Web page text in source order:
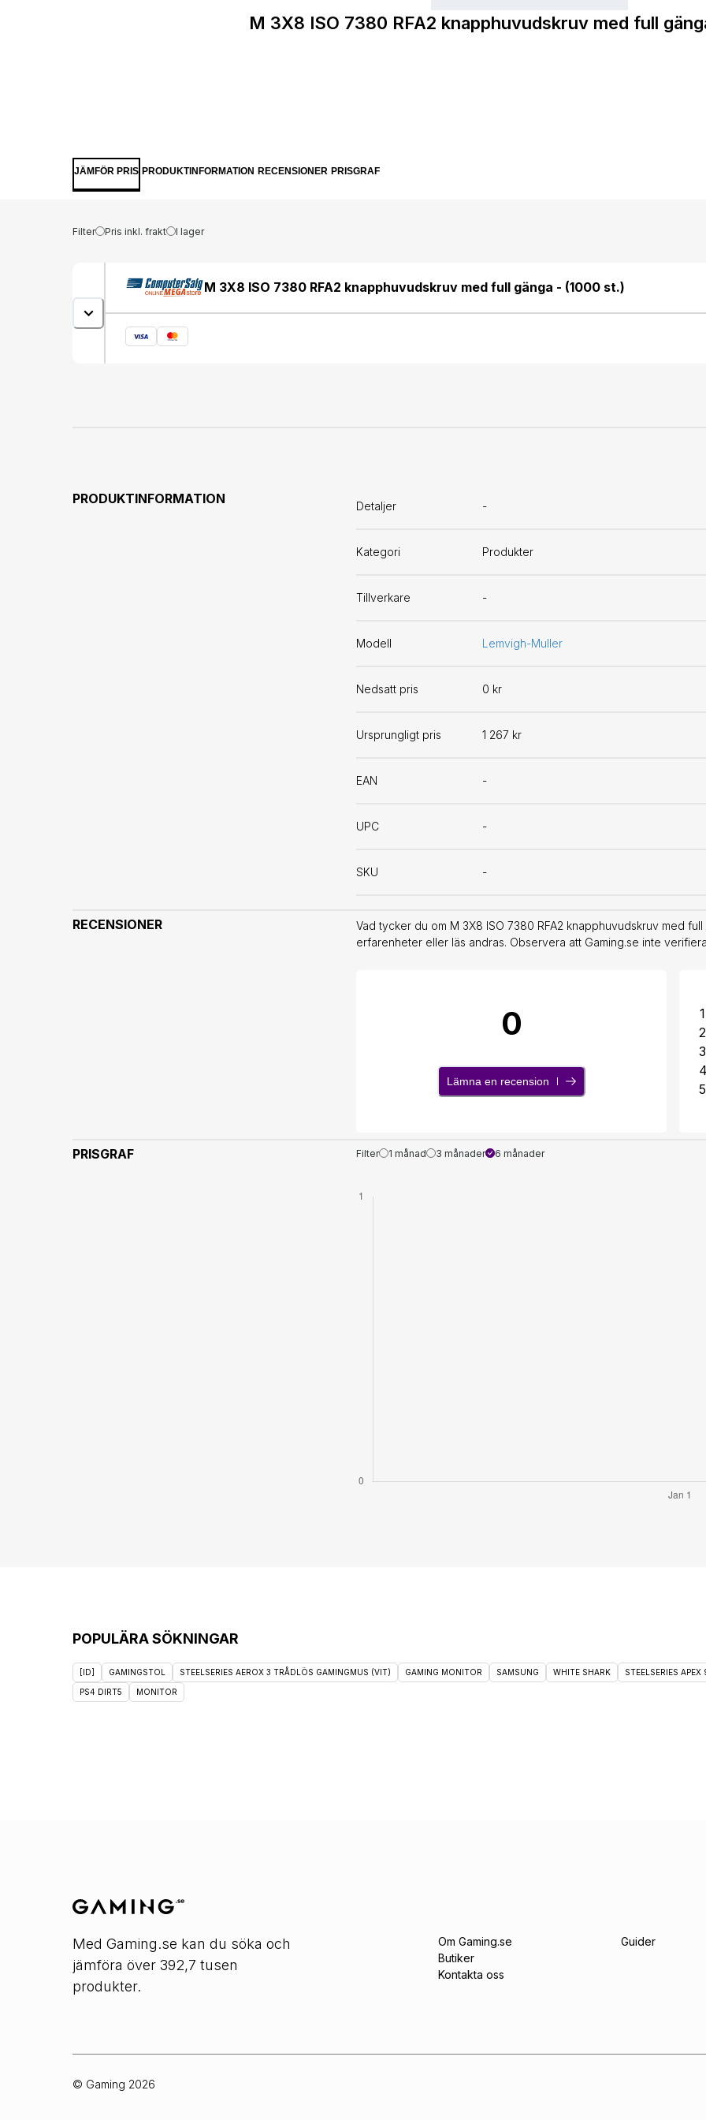
M 3X8 ISO 7380 RFA2 knapphuvudskruv med full
JÄMFÖR PRIS PRODUKTINFORMATION RECENSIONER PRISGRAF
Filter Pris inkl. frakt I lager
M 3X8 ISO 7380 RFA2 knapphuvudskruv med full gänga - (1000 st.)
PRODUKTINFORMATION
Detaljer -
Kategori Produkter
Tillverkare -
Modell Lemvigh-Muller
Nedsatt pris 0 kr
Ursprungligt pris 1 267 kr
EAN -
UPC -
SKU -
RECENSIONER
Vad tycker du om M 3X8 ISO 7380 RFA2 knapphuvudskruv med
erfarenheter eller läs andras. Observera att Gaming.se inte
0
Lämna en recension
1
2
3
4
5
PRISGRAF Filter 1 månad 3 månader 6 månader
POPULÄRA SÖKNINGAR
[ID] GAMINGSTOL STEELSERIES AEROX 3 TRÅDLÖS GAMINGMUS (VIT) GAMING MONITOR SAMSUNG WHITE SHARK STEELSERIES
PS4 DIRT5 MONITOR
Med Gaming.se kan du söka och
jämföra över 392,7 tusen
produkter.
Om Gaming.se
Butiker
Kontakta oss
Guider
© Gaming 2026